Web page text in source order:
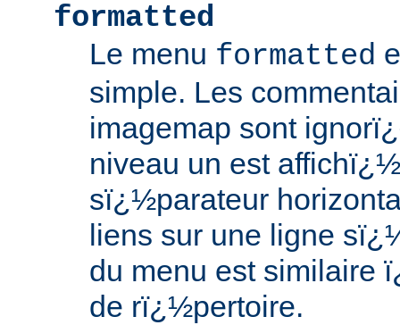
formatted
Le menu formatted
simple. Les
imagemap sont
niveau un est
sï¿½parateur
liens sur une ligne
du menu est similaire
de rï¿½pertoire.